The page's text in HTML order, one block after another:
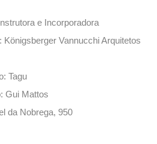
e Incorporadora
Königsberger Vannucchi Arquitetos
Tagu
Gui Mattos
da Nobrega, 950